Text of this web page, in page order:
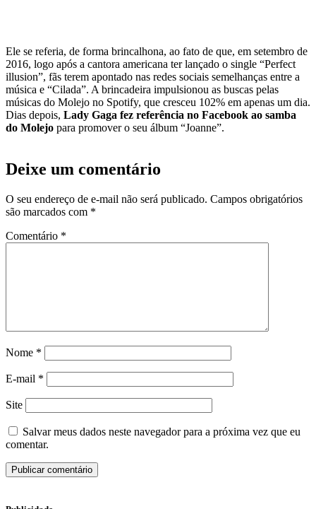
Ele se referia, de forma brincalhona, ao fato de que, em setembro de
2016, logo após a cantora americana ter lançado o single “Perfect
illusion”, fãs terem apontado nas redes sociais semelhanças entre a
música e “Cilada”. A brincadeira impulsionou as buscas pelas
músicas do Molejo no Spotify, que cresceu 102% em apenas um dia.
Dias depois, Lady Gaga fez referência no Facebook ao samba
do Molejo para promover o seu álbum “Joanne”.
Deixe um comentário
O seu endereço de e-mail não será publicado. Campos obrigatórios
são marcados com *
Comentário *
Nome *
E-mail *
Site
Salvar meus dados neste navegador para a próxima vez que eu
comentar.